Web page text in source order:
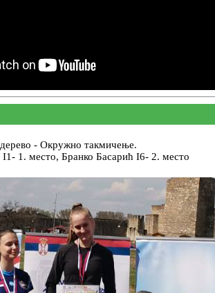
- Окружно такмичење.
1. место, Бранко Басарић I6- 2. место